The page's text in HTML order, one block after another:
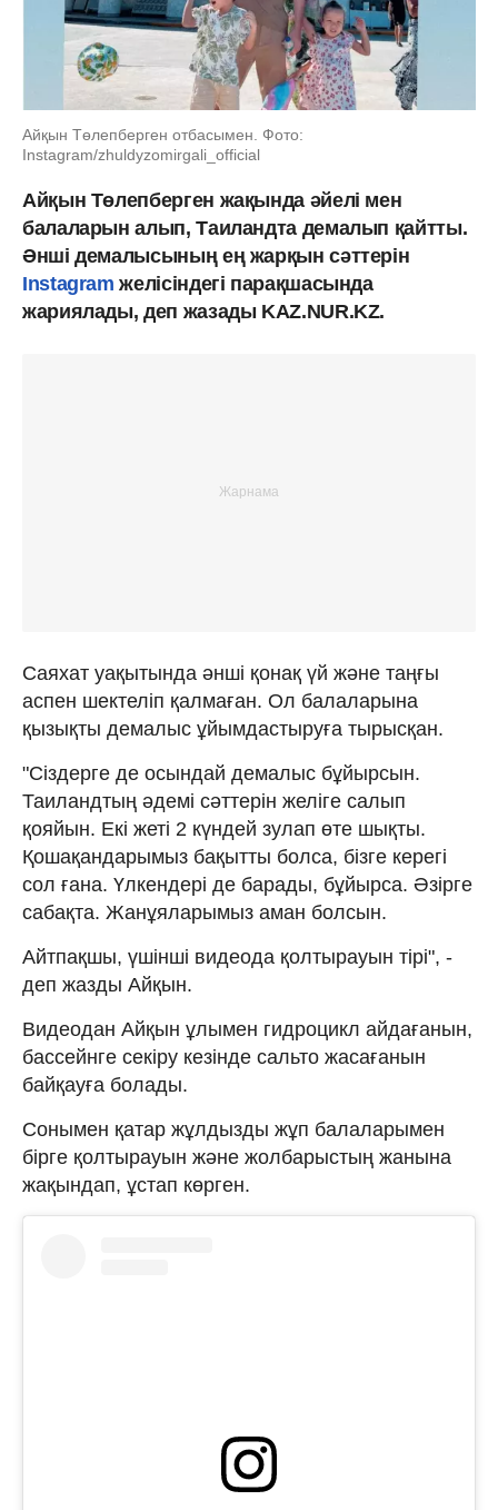
Айқын Төлепберген отбасымен. Фото:
Instagram/zhuldyzomirgali_official
Айқын Төлепберген жақында әйелі мен
балаларын алып, Таиландта демалып қайтты.
Әнші демалысының ең жарқын сәттерін
Instagram желісіндегі парақшасында
жариялады, деп жазады KAZ.NUR.KZ.
Саяхат уақытында әнші қонақ үй және таңғы
аспен шектеліп қалмаған. Ол балаларына
қызықты демалыс ұйымдастыруға тырысқан.
"Сіздерге де осындай демалыс бұйырсын.
Таиландтың әдемі сәттерін желіге салып
қояйын. Екі жеті 2 күндей зулап өте шықты.
Қошақандарымыз бақытты болса, бізге керегі
сол ғана. Үлкендері де барады, бұйырса. Әзірге
сабақта. Жанұяларымыз аман болсын.
Айтпақшы, үшінші видеода қолтырауын тірі", -
деп жазды Айқын.
Видеодан Айқын ұлымен гидроцикл айдағанын,
бассейнге секіру кезінде сальто жасағанын
байқауға болады.
Сонымен қатар жұлдызды жұп балаларымен
бірге қолтырауын және жолбарыстың жанына
жақындап, ұстап көрген.